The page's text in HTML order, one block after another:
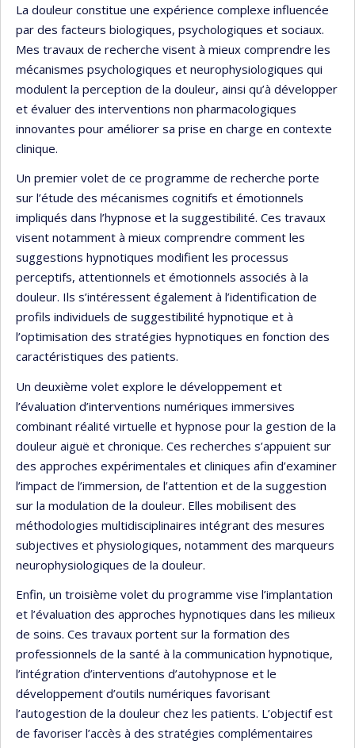
La douleur constitue une expérience complexe influencée
par des facteurs biologiques, psychologiques et sociaux.
Mes travaux de recherche visent à mieux comprendre les
mécanismes psychologiques et neurophysiologiques qui
modulent la perception de la douleur, ainsi qu’à développer
et évaluer des interventions non pharmacologiques
innovantes pour améliorer sa prise en charge en contexte
clinique.
Un premier volet de ce programme de recherche porte
sur l’étude des mécanismes cognitifs et émotionnels
impliqués dans l’hypnose et la suggestibilité. Ces travaux
visent notamment à mieux comprendre comment les
suggestions hypnotiques modifient les processus
perceptifs, attentionnels et émotionnels associés à la
douleur. Ils s’intéressent également à l’identification de
profils individuels de suggestibilité hypnotique et à
l’optimisation des stratégies hypnotiques en fonction des
caractéristiques des patients.
Un deuxième volet explore le développement et
l’évaluation d’interventions numériques immersives
combinant réalité virtuelle et hypnose pour la gestion de la
douleur aiguë et chronique. Ces recherches s’appuient sur
des approches expérimentales et cliniques afin d’examiner
l’impact de l’immersion, de l’attention et de la suggestion
sur la modulation de la douleur. Elles mobilisent des
méthodologies multidisciplinaires intégrant des mesures
subjectives et physiologiques, notamment des marqueurs
neurophysiologiques de la douleur.
Enfin, un troisième volet du programme vise l’implantation
et l’évaluation des approches hypnotiques dans les milieux
de soins. Ces travaux portent sur la formation des
professionnels de la santé à la communication hypnotique,
l’intégration d’interventions d’autohypnose et le
développement d’outils numériques favorisant
l’autogestion de la douleur chez les patients. L’objectif est
de favoriser l’accès à des stratégies complémentaires